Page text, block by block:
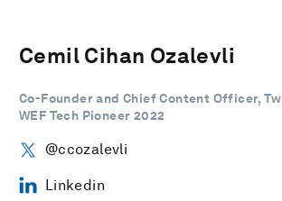
Cemil Cihan Ozalevli
Co-Founder and Chief Content Officer,
WEF Tech Pioneer 2022
@ccozalevli
Linkedin